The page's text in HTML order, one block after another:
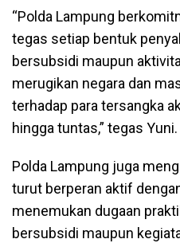
“Polda Lampung
tegas setiap bentuk
bersubsidi maupun
merugikan negara dan
terhadap para tersangka
hingga tuntas,” tegas Yuni.
Polda Lampung juga
turut berperan aktif
menemukan dugaan
bersubsidi maupun